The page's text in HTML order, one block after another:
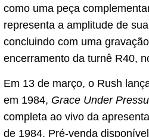
como uma peça
representa a amplitude de
concluindo com uma
encerramento da turnê R40,
Em 13 de março, o Rush
em 1984, Grace Under
completa ao vivo da
de 1984. Pré-venda disponível